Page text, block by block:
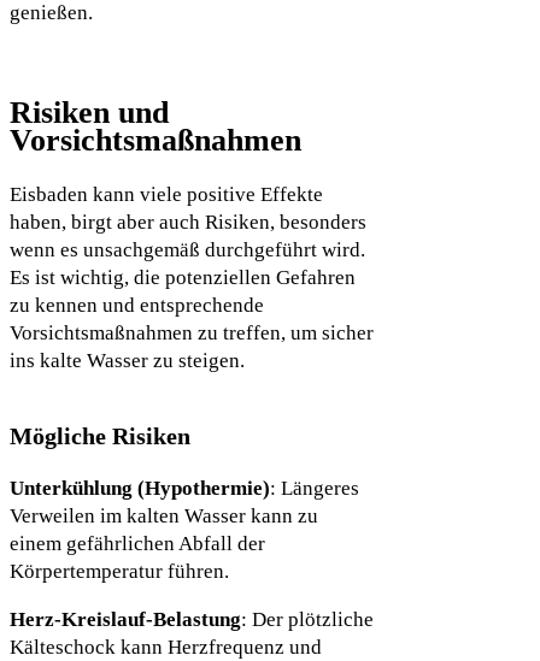
genießen.
Risiken und
Vorsichtsmaßnahmen
Eisbaden kann viele positive Effekte
haben, birgt aber auch Risiken, besonders
wenn es unsachgemäß durchgeführt wird.
Es ist wichtig, die potenziellen Gefahren
zu kennen und entsprechende
Vorsichtsmaßnahmen zu treffen, um sicher
ins kalte Wasser zu steigen.
Mögliche Risiken
Unterkühlung (Hypothermie): Längeres
Verweilen im kalten Wasser kann zu
einem gefährlichen Abfall der
Körpertemperatur führen.
Herz-Kreislauf-Belastung: Der plötzliche
Kälteschock kann Herzfrequenz und